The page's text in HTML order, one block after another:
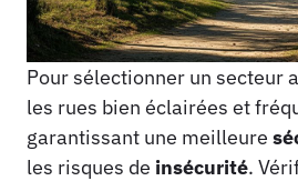
Pour sélectionner un secteur
les rues bien éclairées et
garantissant une meilleure
les risques de insécurité.